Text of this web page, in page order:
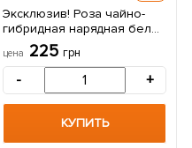
Эксклюзив! Роза чайно-
гибридная нарядная бело-
кремовая "Волшебная"
(Magic) (сорт на полезное
варенье) 1 шт в упаковке
цена 225 грн
- +
КУПИТЬ